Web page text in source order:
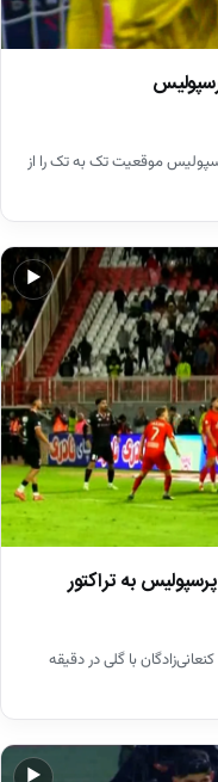
موقعیت تک به تک را از
▶
به تراکتور
با گلی در دقیقه
▶